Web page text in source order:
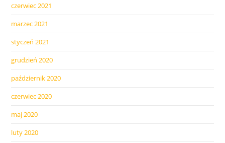
czerwiec 2021
marzec 2021
styczeń 2021
grudzień 2020
październik 2020
czerwiec 2020
maj 2020
luty 2020